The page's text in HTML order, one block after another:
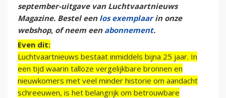
september-uitgave van Luchtvaartnieuws
Magazine. Bestel een los exemplaarin onze
webshop, of neem een abonnement.
Even dit:
Luchtvaartnieuws bestaat inmiddels bijna 25 jaar. In
een tijd waarin talloze vergelijkbare bronnen en
nieuwkomers met veel minder historie om aandacht
schreeuwen, is het belangrijk om betrouwbare